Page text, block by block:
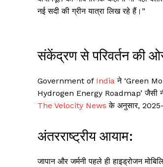
नई सदी की ग्रीन यात्रा लिख रहे हैं।”
संकेंद्रण से परिवर्तन की
Government of India ने ‘Green
Hydrogen Energy Roadmap’ जैसी
The Velocity News के अनुसार, 2025-
अंतरराष्ट्रीय आयाम:
जापान और जर्मनी पहले ही हाइड्रोजन